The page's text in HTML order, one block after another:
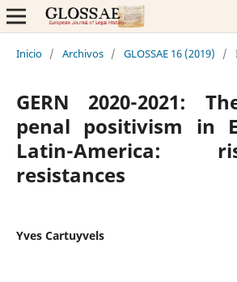
Inicio / Archivos / GLOSSAE 16 (2019) /
GERN 2020-2021:
penal positivism in
Latin-America:
resistances
Yves Cartuyvels